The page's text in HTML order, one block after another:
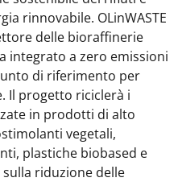
rinnovabile. OLinWASTE
delle bioraffinerie
integrato a zero emissioni
di riferimento per
Il progetto riciclerà i
in prodotti di alto
vegetali,
plastiche biobased e
riduzione delle